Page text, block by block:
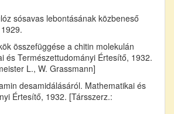
sósavas lebontásának közbeneső
összefüggése a chitin molekulán
és Természettudományi Értesítő, 1932.
L., W. Grassmann]
desamidálásáról. Mathematikai és
Értesítő, 1932. [Társszerz.: